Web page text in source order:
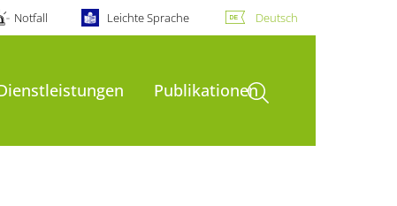
Notfall Leichte Sprache Deutsch
PublikationenSuche öffnen